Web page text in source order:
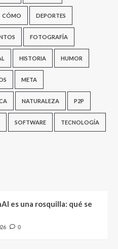
CÓMO DEPORTES
FOTOGRAFÍA
HISTORIA HUMOR
META
NATURALEZA P2P
SOFTWARE TECNOLOGÍA
es una rosquilla: qué se
0